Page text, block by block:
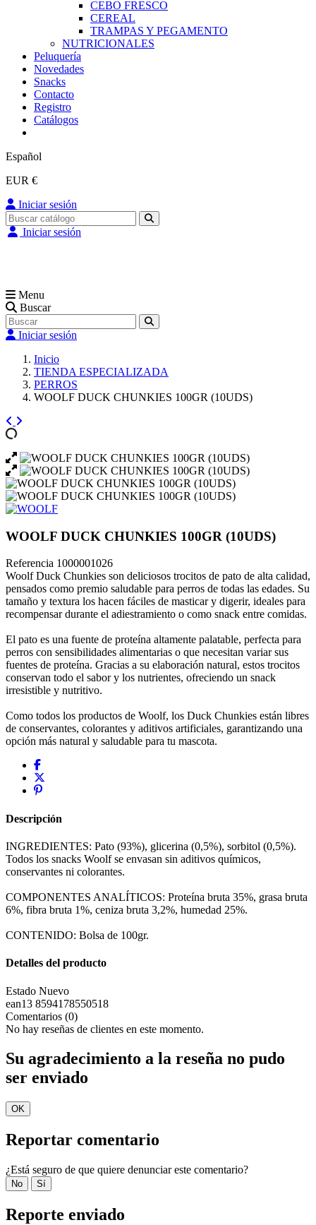
CEBO FRESCO
CEREAL
TRAMPAS Y PEGAMENTO
NUTRICIONALES
Peluquería
Novedades
Snacks
Contacto
Registro
Catálogos
Español
EUR €
Iniciar sesión
Iniciar sesión
Menu
Buscar
Iniciar sesión
Inicio
TIENDA ESPECIALIZADA
PERROS
WOOLF DUCK CHUNKIES 100GR (10UDS)
WOOLF DUCK CHUNKIES 100GR (10UDS)
Referencia 1000001026
Woolf Duck Chunkies son deliciosos trocitos de pato de alta calidad,
pensados como premio saludable para perros de todas las edades. Su
tamaño y textura los hacen fáciles de masticar y digerir, ideales para
recompensar durante el adiestramiento o como snack entre comidas.
El pato es una fuente de proteína altamente palatable, perfecta para
perros con sensibilidades alimentarias o que necesitan variar sus
fuentes de proteína. Gracias a su elaboración natural, estos trocitos
conservan todo el sabor y los nutrientes, ofreciendo un snack
irresistible y nutritivo.
Como todos los productos de Woolf, los Duck Chunkies están libres
de conservantes, colorantes y aditivos artificiales, garantizando una
opción más natural y saludable para tu mascota.
Descripción
INGREDIENTES: Pato (93%), glicerina (0,5%), sorbitol (0,5%).
Todos los snacks Woolf se envasan sin aditivos químicos,
conservantes ni colorantes.
COMPONENTES ANALÍTICOS: Proteína bruta 35%, grasa bruta
6%, fibra bruta 1%, ceniza bruta 3,2%, humedad 25%.
CONTENIDO: Bolsa de 100gr.
Detalles del producto
Estado Nuevo
ean13 8594178550518
Comentarios (0)
No hay reseñas de clientes en este momento.
Su agradecimiento a la reseña no pudo
ser enviado
OK
Reportar comentario
¿Está seguro de que quiere denunciar este comentario?
No Sí
Reporte enviado